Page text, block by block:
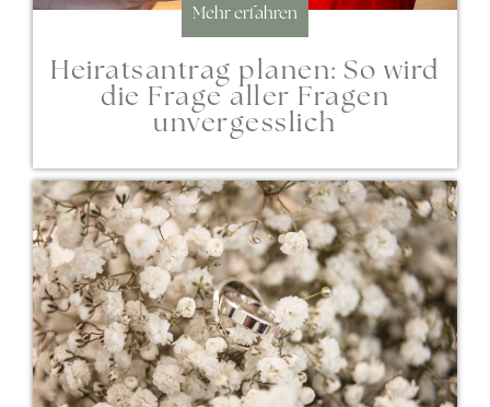
Mehr erfahren
Heiratsantrag planen: So wird
die Frage aller Fragen
unvergesslich